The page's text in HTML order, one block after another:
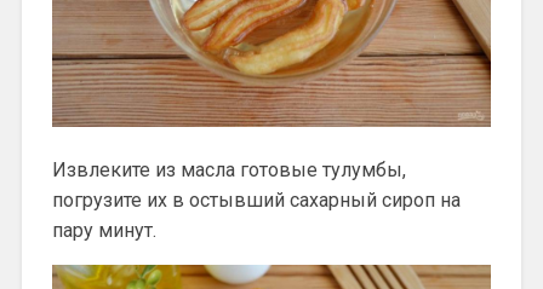
Извлеките из масла готовые тулумбы,
погрузите их в остывший сахарный сироп на
пару минут.